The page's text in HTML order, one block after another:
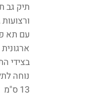
תיק גב
עם תא
בצידי
13 ס"מ